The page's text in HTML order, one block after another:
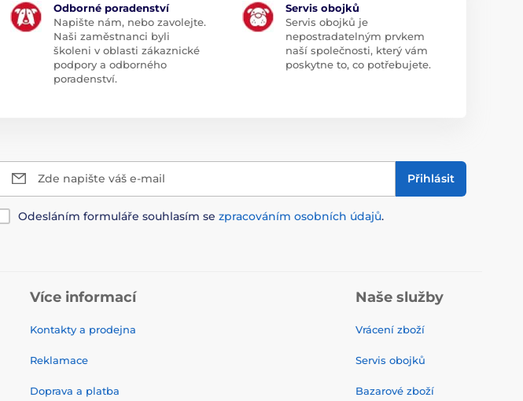
Odborné poradenství
Napište nám, nebo zavolejte.
Naši zaměstnanci byli
školeni v oblasti zákaznické
podpory a odborného
poradenství.
Servis obojků
Servis obojků je
nepostradatelným prvkem
naší společnosti, který vám
poskytne to, co potřebujete.
Zde napište váš e-mail Přihlásit
Odesláním formuláře souhlasím se zpracováním osobních údajů.
Více informací
Kontakty a prodejna
Reklamace
Doprava a platba
Naše služby
Vrácení zboží
Servis obojků
Bazarové zboží